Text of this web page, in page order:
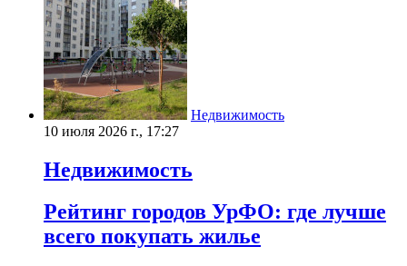
Недвижимость
10 июля 2026 г., 17:27
Недвижимость
Рейтинг городов УрФО: где лучше
всего покупать жилье